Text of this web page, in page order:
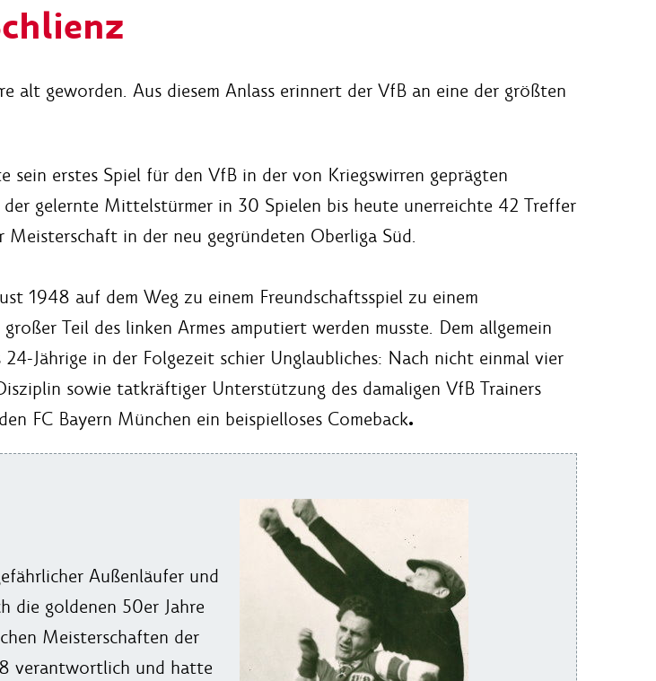
alt geworden. Aus diesem Anlass erinnert der VfB an eine der größten
sein erstes Spiel für den VfB in der von Kriegswirren geprägten
gelernte Mittelstürmer in 30 Spielen bis heute unerreichte 42 Treffer
in der neu gegründeten Oberliga Süd.
1948 auf dem Weg zu einem Freundschaftsspiel zu einem
Teil des linken Armes amputiert werden musste. Dem allgemein
Jährige in der Folgezeit schier Unglaubliches: Nach nicht einmal vier
sowie tatkräftiger Unterstützung des damaligen VfB Trainers
FC Bayern München ein beispielloses Comeback.
Außenläufer und
die goldenen 50er Jahre
Meisterschaften der
verantwortlich und hatte